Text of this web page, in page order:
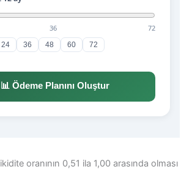
oranının 0,51 ila 1,00 arasında olması